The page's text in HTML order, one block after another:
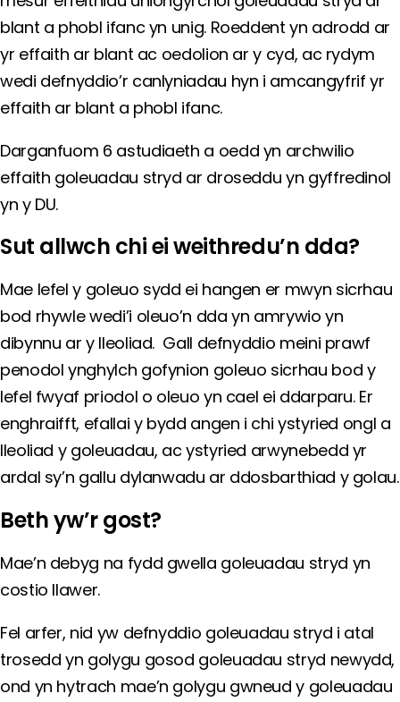
blant a phobl ifanc yn unig. Roeddent yn adrodd ar
yr effaith ar blant ac oedolion ar y cyd, ac rydym
wedi defnyddio’r canlyniadau hyn i amcangyfrif yr
effaith ar blant a phobl ifanc.
Darganfuom 6 astudiaeth a oedd yn archwilio
effaith goleuadau stryd ar droseddu yn gyffredinol
yn y DU.
Sut allwch chi ei weithredu’n dda?
Mae lefel y goleuo sydd ei hangen er mwyn sicrhau
bod rhywle wedi’i oleuo’n dda yn amrywio yn
dibynnu ar y lleoliad. Gall defnyddio meini prawf
penodol ynghylch gofynion goleuo sicrhau bod y
lefel fwyaf priodol o oleuo yn cael ei ddarparu. Er
enghraifft, efallai y bydd angen i chi ystyried ongl a
lleoliad y goleuadau, ac ystyried arwynebedd yr
ardal sy’n gallu dylanwadu ar ddosbarthiad y golau.
Beth yw’r gost?
Mae’n debyg na fydd gwella goleuadau stryd yn
costio llawer.
Fel arfer, nid yw defnyddio goleuadau stryd i atal
trosedd yn golygu gosod goleuadau stryd newydd,
ond yn hytrach mae’n golygu gwneud y goleuadau